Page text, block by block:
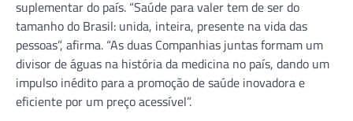
suplementar do país. “Saúde para valer tem de ser do
tamanho do Brasil: unida, inteira, presente na vida das
pessoas”, afirma. “As duas Companhias juntas formam um
divisor de águas na história da medicina no país, dando um
impulso inédito para a promoção de saúde inovadora e
eficiente por um preço acessível”.